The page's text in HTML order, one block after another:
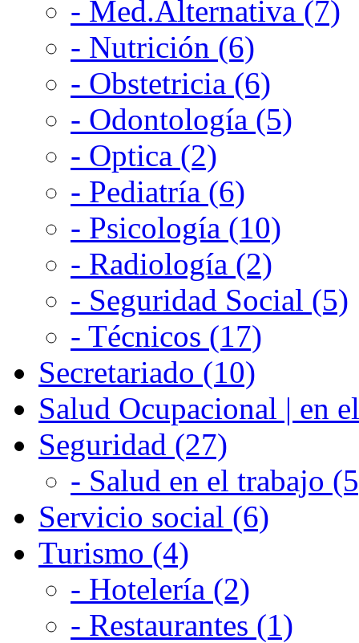
- Med.Alternativa (7)
- Nutrición (6)
- Obstetricia (6)
- Odontología (5)
- Optica (2)
- Pediatría (6)
- Psicología (10)
- Radiología (2)
- Seguridad Social (5)
- Técnicos (17)
Secretariado (10)
Salud Ocupacional | en
Seguridad (27)
- Salud en el trabajo
Servicio social (6)
Turismo (4)
- Hotelería (2)
- Restaurantes (1)